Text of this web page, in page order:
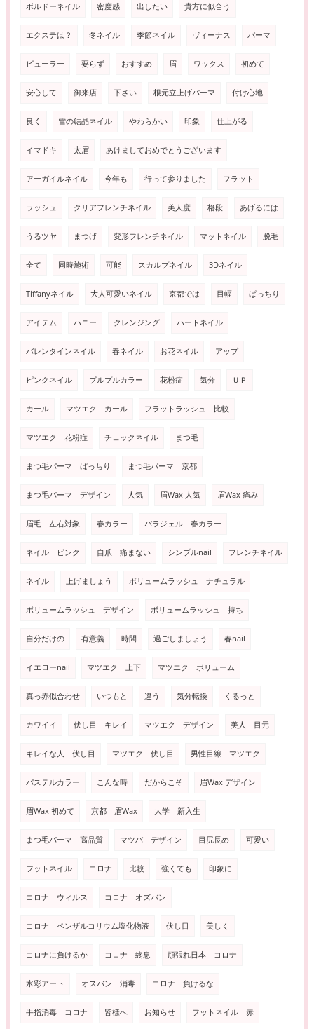
ボルドーネイル 密度感 出したい 貴方に似合う
エクステは？ 冬ネイル 季節ネイル ヴィーナス パーマ
ビューラー 要らず おすすめ 眉 ワックス 初めて
安心して 御来店 下さい 根元立上げパーマ 付け心地
良く 雪の結晶ネイル やわらかい 印象 仕上がる
イマドキ 太眉 あけましておめでとうございます
アーガイルネイル 今年も 行って参りました フラット
ラッシュ クリアフレンチネイル 美人度 格段 あげるには
うるツヤ まつげ 変形フレンチネイル マットネイル 脱毛
全て 同時施術 可能 スカルプネイル 3Dネイル
Tiffanyネイル 大人可愛いネイル 京都では 目幅 ぱっちり
アイテム ハニー クレンジング ハートネイル
バレンタインネイル 春ネイル お花ネイル アップ
ピンクネイル プルプルカラー 花粉症 気分 ＵＰ
カール マツエク カール フラットラッシュ 比較
マツエク 花粉症 チェックネイル まつ毛
まつ毛パーマ ぱっちり まつ毛パーマ 京都
まつ毛パーマ デザイン 人気 眉Wax 人気 眉Wax 痛み
眉毛 左右対象 春カラー パラジェル 春カラー
ネイル ピンク 自爪 痛まない シンプルnail フレンチネイル
ネイル 上げましょう ボリュームラッシュ ナチュラル
ボリュームラッシュ デザイン ボリュームラッシュ 持ち
自分だけの 有意義 時間 過ごしましょう 春nail
イエローnail マツエク 上下 マツエク ボリューム
真っ赤似合わせ いつもと 違う 気分転換 くるっと
カワイイ 伏し目 キレイ マツエク デザイン 美人 目元
キレイな人 伏し目 マツエク 伏し目 男性目線 マツエク
パステルカラー こんな時 だからこそ 眉Wax デザイン
眉Wax 初めて 京都 眉Wax 大学 新入生
まつ毛パーマ 高品質 マツパ デザイン 目尻長め 可愛い
フットネイル コロナ 比較 強くても 印象に
コロナ ウィルス コロナ オズバン
コロナ ペンザルコリウム塩化物液 伏し目 美しく
コロナに負けるか コロナ 終息 頑張れ日本 コロナ
水彩アート オスバン 消毒 コロナ 負けるな
手指消毒 コロナ 皆様へ お知らせ フットネイル 赤